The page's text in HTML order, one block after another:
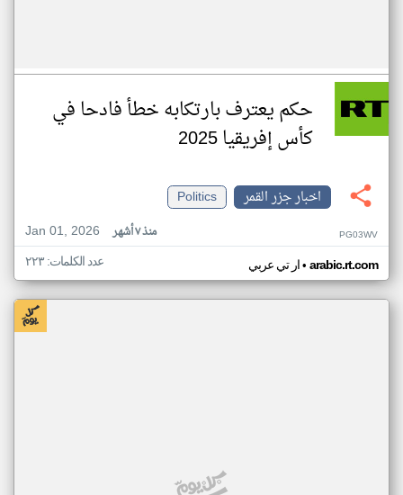
حكم يعترف بارتكابه خطأ فادحا في
كأس إفريقيا 2025
اخبار جزر القمر
Politics
Jan 01, 2026
منذ ٧ أشهر PG03WV
ار تي عربي• arabic.rt.com عدد الكلمات: ٢٢٣